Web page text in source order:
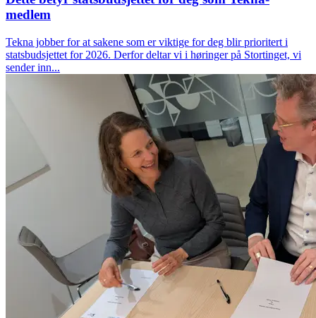
medlem
Tekna jobber for at sakene som er viktige for deg blir prioritert i
statsbudsjettet for 2026. Derfor deltar vi i høringer på Stortinget, vi
sender inn...